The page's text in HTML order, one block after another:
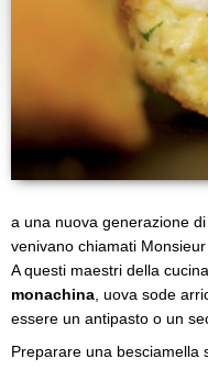
a una nuova generazione
venivano chiamati
A questi maestri della
monachina , uova sode
essere un antipasto o un
Preparare una besciamella